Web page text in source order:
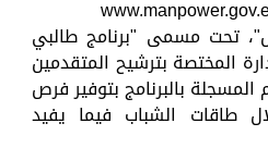
تحت مسمى "برنامج طالبي
المختصة بترشيح المتقدمين
بالبرنامج بتوفير فرص
طاقات الشباب فيما يفيد